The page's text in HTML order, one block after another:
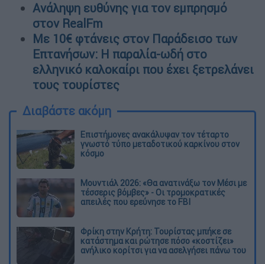
Ανάληψη ευθύνης για τον εμπρησμό
στον RealFm
Με 10€ φτάνεις στον Παράδεισο των
Επτανήσων: Η παραλία-ωδή στο
ελληνικό καλοκαίρι που έχει ξετρελάνει
τους τουρίστες
Διαβάστε ακόμη
Επιστήμονες ανακάλυψαν τον τέταρτο
γνωστό τύπο μεταδοτικού καρκίνου στον
κόσμο
Μουντιάλ 2026: «Θα ανατινάξω τον Μέσι με
τέσσερις βόμβες» - Οι τρομοκρατικές
απειλές που ερεύνησε το FBI
Φρίκη στην Κρήτη: Τουρίστας μπήκε σε
κατάστημα και ρώτησε πόσο «κοστίζει»
ανήλικο κορίτσι για να ασελγήσει πάνω του